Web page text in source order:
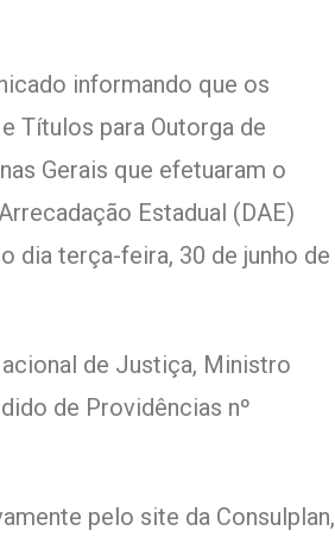
informando que os
Títulos para Outorga de
Gerais que efetuaram o
Estadual (DAE)
dia terça-feira, 30 de junho de
de Justiça, Ministro
de Providências nº
pelo site da Consulplan,